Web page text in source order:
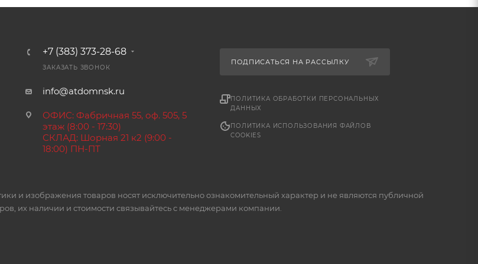
+7 (383) 373-28-68
ЗАКАЗАТЬ ЗВОНОК
info@atdomnsk.ru
ОФИС: Фабричная 55, оф. 505, 5
этаж (8:00 - 17:30)
СКЛАД: Шорная 21 к2 (9:00 -
18:00) ПН-ПТ
ПОДПИСАТЬСЯ НА РАССЫЛКУ
ПОЛИТИКА ОБРАБОТКИ ПЕРСОНАЛЬНЫХ
ДАННЫХ
ПОЛИТИКА ИСПОЛЬЗОВАНИЯ ФАЙЛОВ
COOKIES
и изображения товаров носят исключительно ознакомительный характер и не являются публичной
их наличии и стоимости связывайтесь с менеджерами компании.